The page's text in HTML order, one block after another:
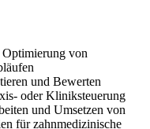
von
und Bewerten
oder Kliniksteuerung
und Umsetzen von
für zahnmedizinische